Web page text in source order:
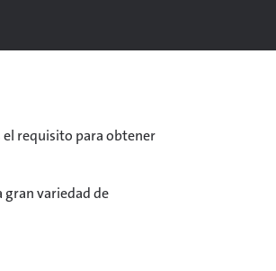
el requisito para obtener
gran variedad de